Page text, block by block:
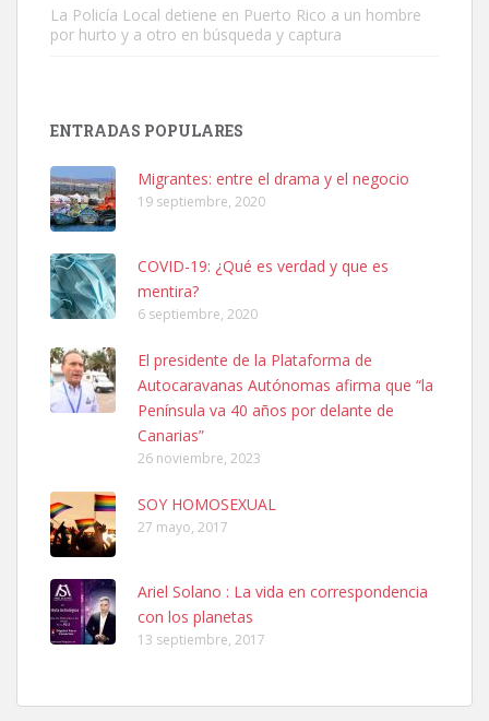
Adopción urgente
hembra, 4 años. Por motivos personales ...
Leales.org » Gran Canaria | 6.7.2025
SHIBA PERDIDO AVDA JOSE MESA Y LOPEZ
PERRO MACHO RAZA SHIBA CON MICROCHIP PERDIDO HOY
06/07/2025 ZONA MESA Y LOPEZ. ES MUY ASUSTADIZO
Leales.org » Gran Canaria | 6.7.2025
Ninfa perdida
Leales.org » Gran Canaria | 6.7.2025
La Policía Local detiene en Puerto Rico a un hombre
por hurto y a otro en búsqueda y captura
ENTRADAS POPULARES
Migrantes: entre el drama y el negocio
19 septiembre, 2020
COVID-19: ¿Qué es verdad y que es
mentira?
6 septiembre, 2020
El presidente de la Plataforma de
Autocaravanas Autónomas afirma que “la
Península va 40 años por delante de
Canarias”
26 noviembre, 2023
SOY HOMOSEXUAL
27 mayo, 2017
Ariel Solano : La vida en correspondencia
con los planetas
13 septiembre, 2017